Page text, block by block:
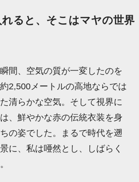
ると、そこはマヤの世界
間、空気の質が一変したのを
2,500メートルの高地ならでは
清らかな空気。そして視界に
、鮮やかな赤の伝統衣装を身
の姿でした。まるで時代を遡
に、私は唖然とし、しばらく